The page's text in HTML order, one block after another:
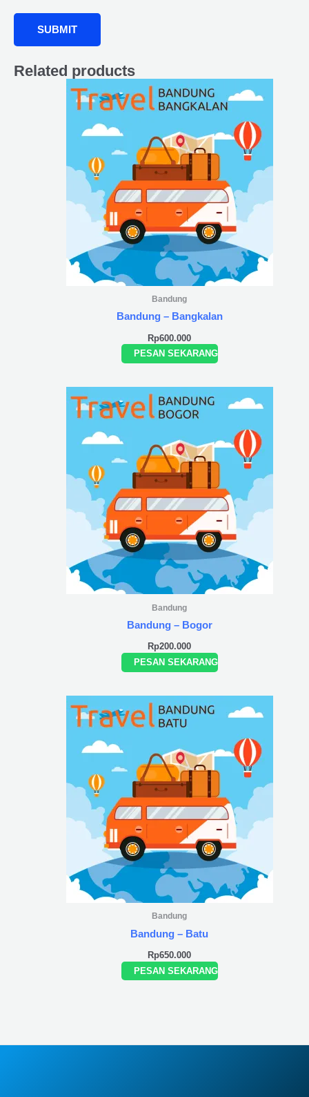
Related products
Bandung
Bandung – Bangkalan
Rp600.000
PESAN SEKARANG
Bandung
Bandung – Bogor
Rp200.000
PESAN SEKARANG
Bandung
Bandung – Batu
Rp650.000
PESAN SEKARANG